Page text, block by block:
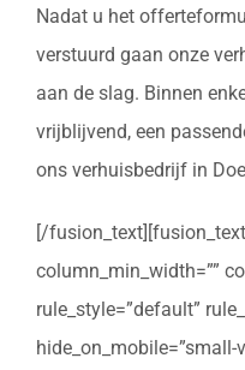
Nadat u het
verstuurd gaan onze
aan de slag. Binnen
vrijblijvend, een
ons verhuisbedrijf in
[/
column_min_width=””
rule_style=”default”